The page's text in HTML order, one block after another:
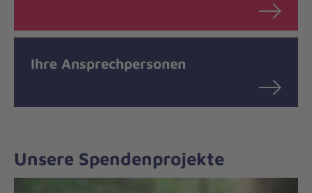
Ihre Ansprechpersonen
Unsere Spendenprojekte